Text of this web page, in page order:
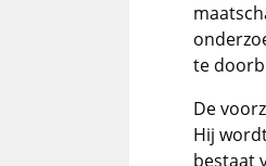
te
De
Hij
bestaat